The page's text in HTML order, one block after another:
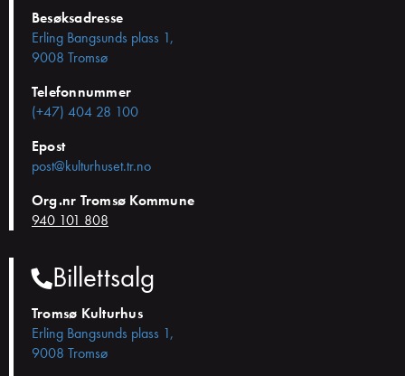
Besøksadresse
Erling Bangsunds plass 1,
9008 Tromsø
Telefonnummer
(+47) 404 28 100
Epost
post@kulturhuset.tr.no
Org.nr Tromsø Kommune
940 101 808
Billettsalg
Tromsø Kulturhus
Erling Bangsunds plass 1,
9008 Tromsø